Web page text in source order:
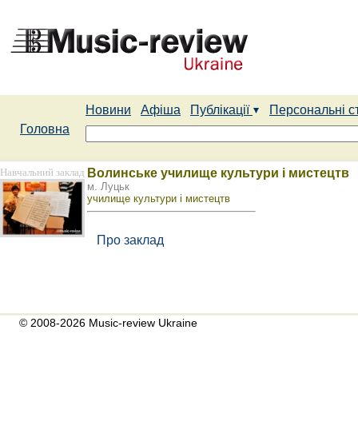
Новини Афіша Публікації
Персональні
Головна
Навчальний заклад Волинське училище культури і мистецтв
м. Луцьк
училище культури і мистецтв
Про заклад
© 2008-2026 Music-review Ukraine